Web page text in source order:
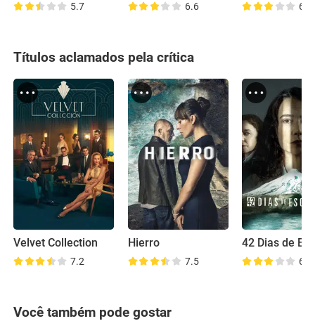
5.7 6.6 6.9
Títulos aclamados pela crítica
Velvet Collection
7.2
Hierro
7.5 6.5
Você também pode gostar